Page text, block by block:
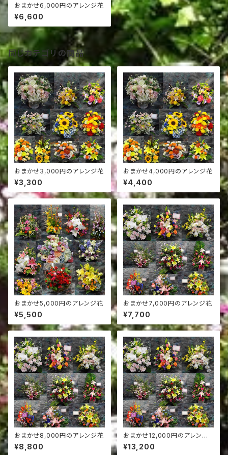
おまかせ6,000円のアレンジ花
¥6,600
同じカテゴリの商品
おまかせ3,000円のアレンジ花
¥3,300
おまかせ4,000円のアレンジ花
¥4,400
おまかせ5,000円のアレンジ花
¥5,500
おまかせ7,000円のアレンジ花
¥7,700
おまかせ8,000円のアレンジ花
¥8,800
おまかせ12,000円のアレンジ
花
¥13,200